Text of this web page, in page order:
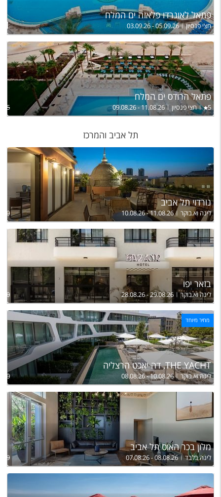
פתאל לאונרדו פלאזה ים המלח
חצי פנסיון 03.09.26 - 05.09.26
פתאל הרודס ים המלח
5 חצי פנסיון 09.08.26 - 11.08.26
תל אביב והמרכז
נורדוי תל אביב
לינה וא.בוקר 10.08.26 - 11.08.26
בזאר יפו
לינה וא.בוקר 28.08.26 - 29.08.26
מחיר מיוחד
THE YACHT, דה יאכט הרצליה
לינה וא.בוקר 08.08.26 - 10.08.26
מלון בכר האוס תל אביב
לינה בלבד 07.08.26 - 08.08.26